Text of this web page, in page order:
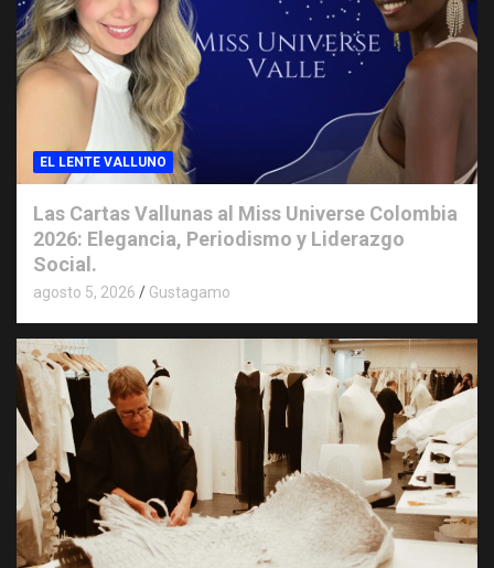
EL LENTE VALLUNO
Las Cartas Vallunas al Miss Universe Colombia
2026: Elegancia, Periodismo y Liderazgo
Social.
agosto 5, 2026 Gustagamo